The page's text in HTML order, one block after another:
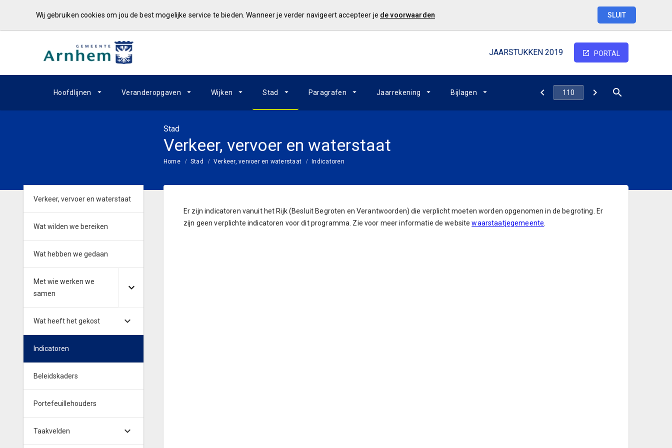
JAARSTUKKEN 2019 PORTAL
Hoofdlijnen Veranderopgaven Wijken Stad Paragrafen Jaarrekening Bijlagen
Stad
Verkeer, vervoer en waterstaat
Home Stad Verkeer, vervoer en waterstaat Indicatoren
Er zijn indicatoren vanuit het Rijk (Besluit Begroten en Verantwoorden) die verplicht moeten worden opgenomen in de begroting. Er
zijn geen verplichte indicatoren voor dit programma. Zie voor meer informatie de websitewaarstaatjegemeente
Verkeer, vervoer en waterstaat
Wat wilden we bereiken
Wat hebben we gedaan
Met wie werken we
samen
Wat heeft het gekost
Indicatoren
Beleidskaders
Portefeuillehouders
Taakvelden
Wij gebruiken cookies om jou de best mogelijke service te bieden. Wanneer je verder navigeert accepteer je de voorwaarden SLUIT